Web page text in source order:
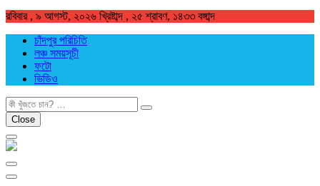
রবিবার , ৯ আগস্ট, ২০২৬ খ্রিষ্টাব্দ , ২৫ শ্রাবণ, ১৪৩৩ বঙ্গাব্দ
চাঁদপুর পরিচিতি
লঞ্চ সময়সূচী
ফটো
ভিডিও
খুজুন
Close